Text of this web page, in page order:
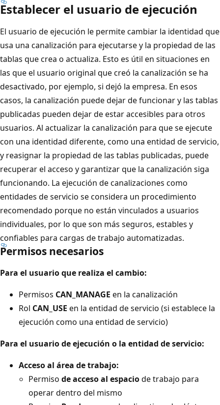
Establecer el usuario de ejecución
El usuario de ejecución le permite cambiar la identidad que
usa una canalización para ejecutarse y la propiedad de las
tablas que crea o actualiza. Esto es útil en situaciones en
las que el usuario original que creó la canalización se ha
desactivado, por ejemplo, si dejó la empresa. En esos
casos, la canalización puede dejar de funcionar y las tablas
publicadas pueden dejar de estar accesibles para otros
usuarios. Al actualizar la canalización para que se ejecute
con una identidad diferente, como una entidad de servicio,
y reasignar la propiedad de las tablas publicadas, puede
recuperar el acceso y garantizar que la canalización siga
funcionando. La ejecución de canalizaciones como
entidades de servicio se considera un procedimiento
recomendado porque no están vinculados a usuarios
individuales, por lo que son más seguros, estables y
confiables para cargas de trabajo automatizadas.
Permisos necesarios
Para el usuario que realiza el cambio:
Permisos CAN_MANAGE en la canalización
Rol CAN_USE en la entidad de servicio (si establece la
ejecución como una entidad de servicio)
Para el usuario de ejecución o la entidad de servicio:
Acceso al área de trabajo:
Permiso de acceso al espaciode trabajo para
operar dentro del mismo